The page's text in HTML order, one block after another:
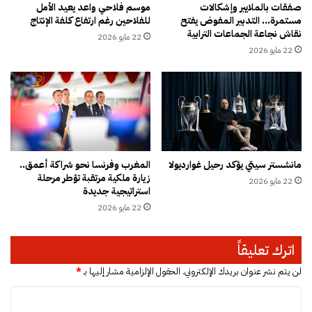
ي
ل
ـ
"
ر
و
ع
ت
ق
ي
ض
ت
و
ي
صفقات بالملايير وإشكالات
مستمرة… التدبير المفوض يفتح
نقاش نجاعة الجماعات الترابية
22 مايو 2026
موسم فلاحي واعد يعيد الأمل
للفلاحين رغم ارتفاع كلفة الإنتاج
22 مايو 2026
مانشستر سيتي يؤكد رحيل غوارديولا
22 مايو 2026
المغرب وفرنسا نحو شراكة أعمق..
زيارة ملكية مرتقبة تؤطر مرحلة
استراتيجية جديدة
22 مايو 2026
اترك تعليقاً
لن يتم نشر عنوان بريدك الإلكتروني. الحقول الإلزامية مشار إليها بـ*